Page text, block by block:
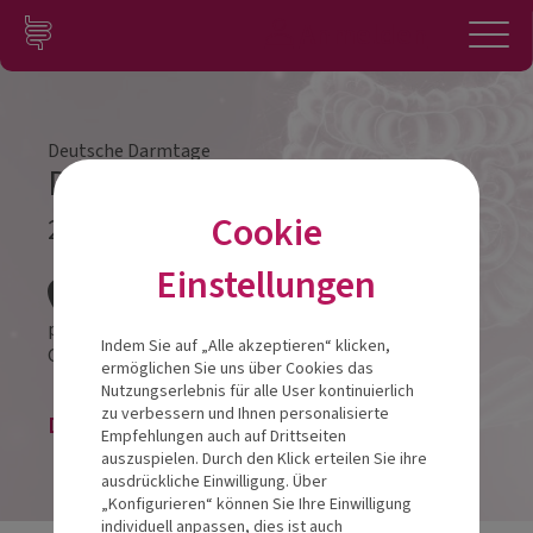
Zum Inhalt springen
Konto
Deutsche Darmtage
Darmtag Leipzig 2024
23.03.2024
pentahotel Leipzig
Großer Brockhaus 304103Leipzig
Die Veranstaltung ist beendet.
Cookie
Einstellungen
Indem Sie auf „Alle akzeptieren“ klicken,
ermöglichen Sie uns über Cookies das
Nutzungserlebnis für alle User kontinuierlich
zu verbessern und Ihnen personalisierte
Empfehlungen auch auf Drittseiten
auszuspielen. Durch den Klick erteilen Sie ihre
ausdrückliche Einwilligung. Über
„Konfigurieren“ können Sie Ihre Einwilligung
individuell anpassen, dies ist auch